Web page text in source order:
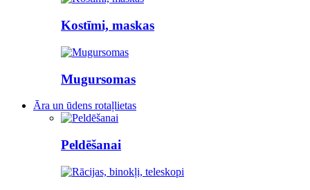
Kostīmi, maskas
Mugursomas
Āra un ūdens rotaļlietas
Peldēšanai